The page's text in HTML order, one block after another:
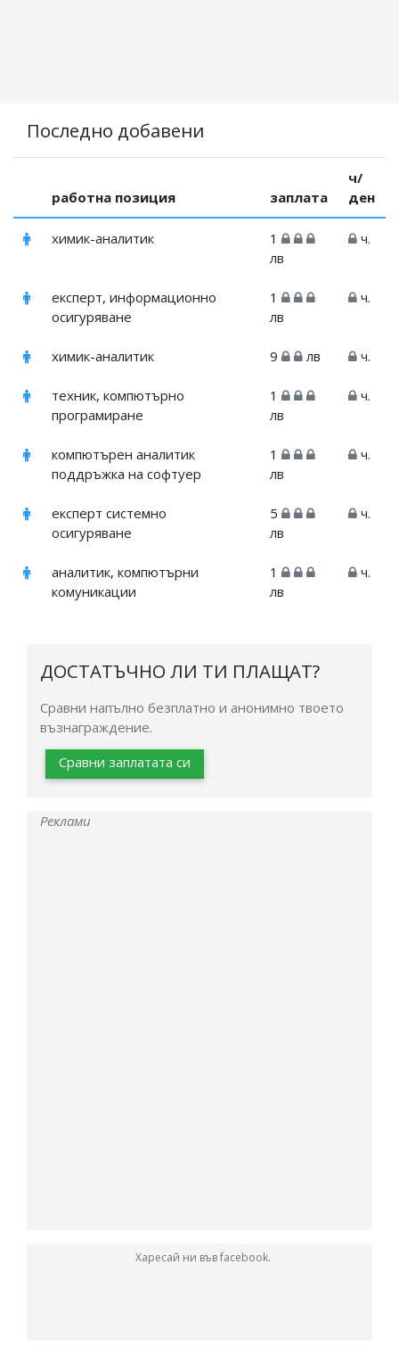
Последно добавени
работна позиция заплата
ч/
ден
химик-аналитик
1
лв
ч.
експерт, информационно
осигуряване
1
лв
ч.
химик-аналитик 9 лв ч.
техник, компютърно
програмиране
1
лв
ч.
компютърен аналитик
поддръжка на софтуер
1
лв
ч.
експерт системно
осигуряване
5
лв
ч.
аналитик, компютърни
комуникации
1
лв
ч.
ДОСТАТЪЧНО ЛИ ТИ ПЛАЩАТ?
Сравни напълно безплатно и анонимно твоето
възнаграждение.
Сравни заплатата си
Реклами
Харесай ни във facebook.